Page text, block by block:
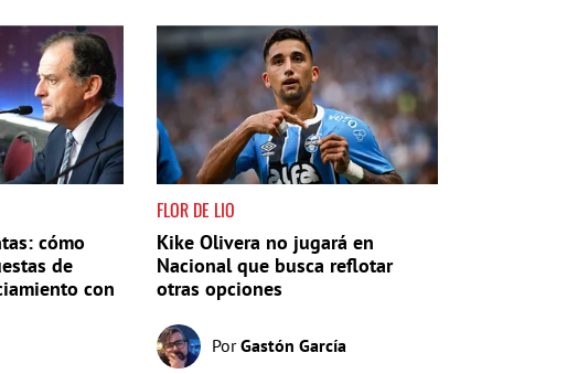
cómo
de
con
FLOR DE LIO
Kike Olivera no jugará en
Nacional que busca reflotar
otras opciones
PorGastón García